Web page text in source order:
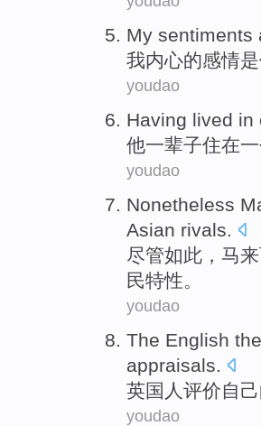
My sentiments
我内心的感情是
youdao
Having lived in
他一辈子住在
youdao
Nonetheless
Asian rivals.
尽管如此 ， 马
民特性。
youdao
The English
appraisals
英国 人 评价自己
youdao